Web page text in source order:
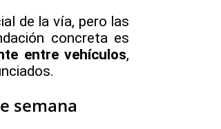
de la vía, pero las
concreta es
entre vehículos,
semana